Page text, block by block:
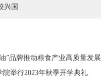
兴国
”品牌推动粮食产业高质量发展
院举行2023年秋季开学典礼